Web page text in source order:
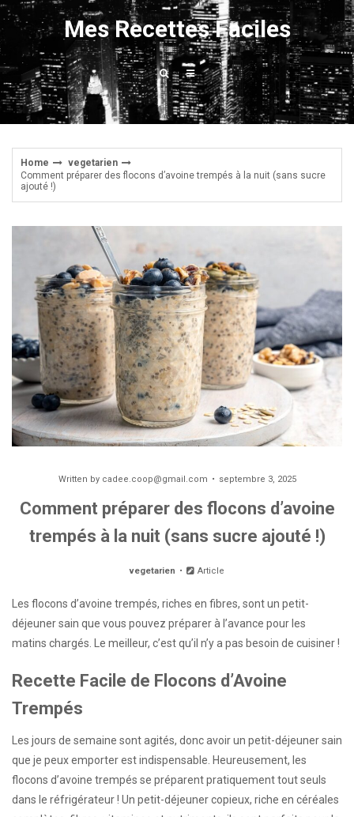
Skip
to
content
Mes Recettes Faciles
Home
vegetarien
Comment préparer des flocons d’avoine trempés à la nuit (sans sucre
ajouté !)
Written by cadee.coop@gmail.com septembre 3, 2025
Comment préparer des flocons d’avoine
trempés à la nuit (sans sucre ajouté !)
vegetarien Article
Les flocons d’avoine trempés, riches en fibres, sont un petit-
déjeuner sain que vous pouvez préparer à l’avance pour les
matins chargés. Le meilleur, c’est qu’il n’y a pas besoin de cuisiner !
Recette Facile de Flocons d’Avoine
Trempés
Les jours de semaine sont agités, donc avoir un petit-déjeuner sain
que je peux emporter est indispensable. Heureusement, les
flocons d’avoine trempés se préparent pratiquement tout seuls
dans le réfrigérateur ! Un petit-déjeuner copieux, riche en céréales